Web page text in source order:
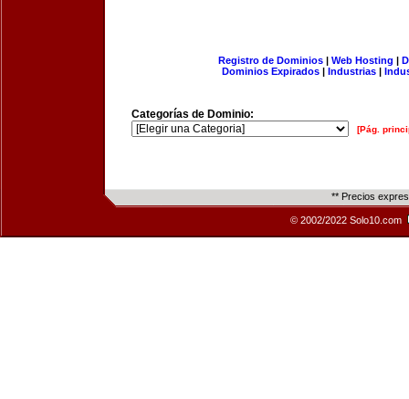
Registro de Dominios| Web Hosting |
Dominios Expirados | Industrias |
Categorías de Dominio:
[Pág.
** Precios
© 2002/2022 Solo10.com